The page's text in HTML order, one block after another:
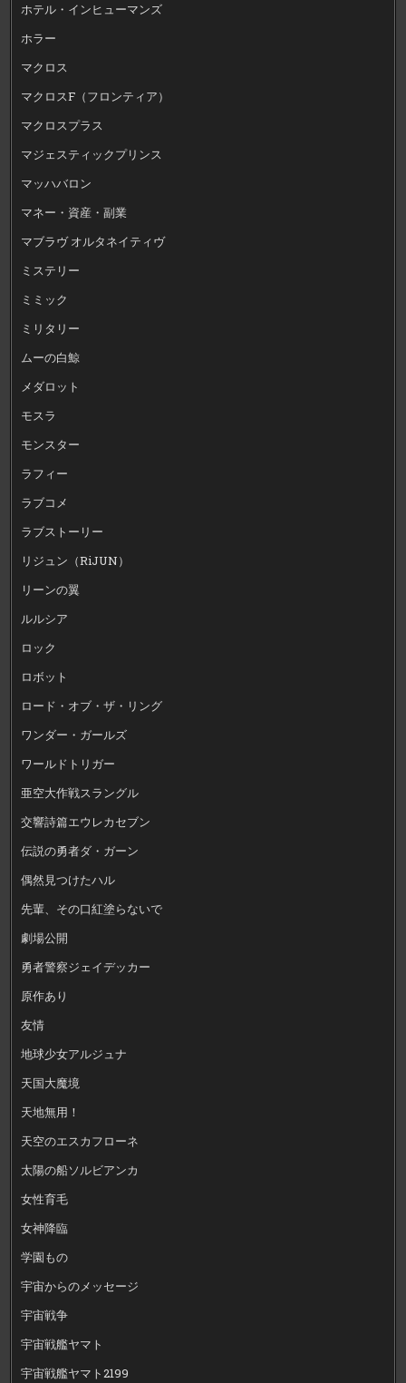
ホテル・インヒューマンズ
ホラー
マクロス
マクロスF（フロンティア）
マクロスプラス
マジェスティックプリンス
マッハバロン
マネー・資産・副業
マブラヴ オルタネイティヴ
ミステリー
ミミック
ミリタリー
ムーの白鯨
メダロット
モスラ
モンスター
ラフィー
ラブコメ
ラブストーリー
リジュン（RiJUN）
リーンの翼
ルルシア
ロック
ロボット
ロード・オブ・ザ・リング
ワンダー・ガールズ
ワールドトリガー
亜空大作戦スラングル
交響詩篇エウレカセブン
伝説の勇者ダ・ガーン
偶然見つけたハル
先輩、その口紅塗らないで
劇場公開
勇者警察ジェイデッカー
原作あり
友情
地球少女アルジュナ
天国大魔境
天地無用！
天空のエスカフローネ
太陽の船ソルビアンカ
女性育毛
女神降臨
学園もの
宇宙からのメッセージ
宇宙戦争
宇宙戦艦ヤマト
宇宙戦艦ヤマト2199